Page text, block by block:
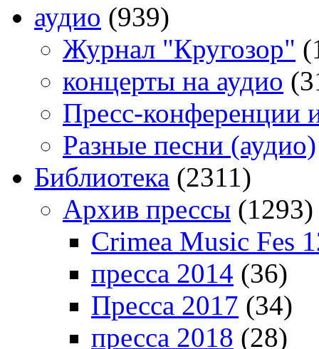
аудио (939)
Журнал "Кругозор"
концерты на аудио
Пресс-конференции
Разные песни (аудио)
Библиотека (2311)
Архив прессы (1293)
Crimea Music Fes
пресса 2014 (36)
Пресса 2017 (34)
пресса 2018 (28)